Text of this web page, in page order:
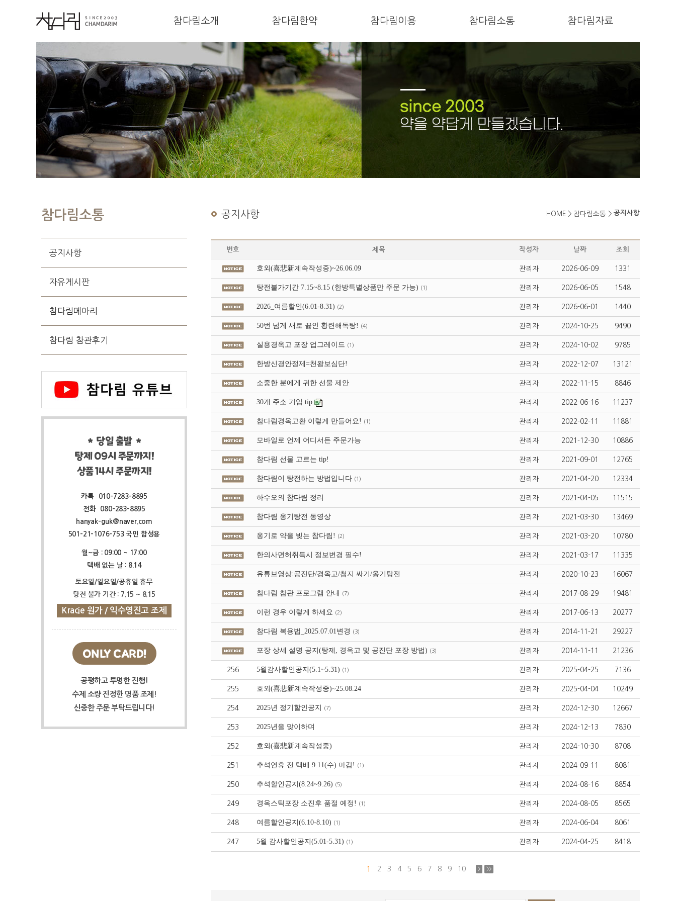
참다림소개 참다림한약 참다림이용 참다림소통 참다림자료
참다림소통
공지사항
자유게시판
참다림메아리
참다림 참관후기
* 당일 출발 *
탕제 09시 주문까지!
상품 14시 주문까지!
카톡
010-7283-8895
전화
080-283-8895
hanyak-guk@naver.com
501-21-1076-753 국민 함성용
월~금 : 09:00 ~ 17:00
택배 없는 날 : 8.14
토요일/일요일/공휴일 휴무
탕전 불가 기간 : 7.15 ~ 8.15
Kracie 원가 / 익수영진고 조제
ONLY CARD!
공평하고 투명한 진행!
수제 소량 진정한 명품 조제!
신중한 주문 부탁드립니다!
공지사항 HOME > 참다림소통 > 공지사항
번호 제목 작성자 날짜 조회
호외(喜悲新계속작성중)~26.06.09 관리자 2026-06-09 1331
탕전불가기간 7.15~8.15 (한방특별상품만 주문 가능) (1) 관리자 2026-06-05 1548
2026_여름할인(6.01-8.31) (2) 관리자 2026-06-01 1440
50번 넘게 새로 끓인 황련해독탕! (4) 관리자 2024-10-25 9490
실용경옥고 포장 업그레이드 (1) 관리자 2024-10-02 9785
한방신경안정제=천왕보심단! 관리자 2022-12-07 13121
소중한 분에게 귀한 선물 제안 관리자 2022-11-15 8846
30개 주소 기입 tip 관리자 2022-06-16 11237
참다림경옥고환 이렇게 만들어요! (1) 관리자 2022-02-11 11881
모바일로 언제 어디서든 주문가능 관리자 2021-12-30 10886
참다림 선물 고르는 tip! 관리자 2021-09-01 12765
참다림이 탕전하는 방법입니다 (1) 관리자 2021-04-20 12334
하수오의 참다림 정리 관리자 2021-04-05 11515
참다림 옹기탕전 동영상 관리자 2021-03-30 13469
옹기로 약을 빚는 참다림! (2) 관리자 2021-03-20 10780
한의사면허취득시 정보변경 필수! 관리자 2021-03-17 11335
유튜브영상:공진단/경옥고/첩지 싸기/옹기탕전 관리자 2020-10-23 16067
참다림 참관 프로그램 안내 (7) 관리자 2017-08-29 19481
이런 경우 이렇게 하세요 (2) 관리자 2017-06-13 20277
참다림 복용법_2025.07.01변경 (3) 관리자 2014-11-21 29227
포장 상세 설명 공지(탕제, 경옥고 및 공진단 포장 방법) (3) 관리자 2014-11-11 21236
256 5월감사할인공지(5.1~5.31) (1) 관리자 2025-04-25 7136
255 호외(喜悲新계속작성중)~25.08.24 관리자 2025-04-04 10249
254 2025년 정기할인공지 (7) 관리자 2024-12-30 12667
253 2025년을 맞이하며 관리자 2024-12-13 7830
252 호외(喜悲新계속작성중) 관리자 2024-10-30 8708
251 추석연휴 전 택배 9.11(수) 마감! (1) 관리자 2024-09-11 8081
250 추석할인공지(8.24~9.26) (5) 관리자 2024-08-16 8854
249 경옥스틱포장 소진후 품절 예정! (1) 관리자 2024-08-05 8565
248 여름할인공지(6.10-8.10) (1) 관리자 2024-06-04 8061
247 5월 감사할인공지(5.01-5.31) (1) 관리자 2024-04-25 8418
1 2 3 4 5 6 7 8 9 10 > >>